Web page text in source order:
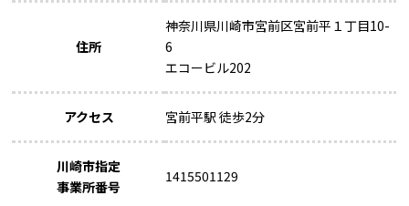
住所
神奈川県川崎市宮前区宮前平１丁目10-
6
エコービル202
アクセス 宮前平駅 徒歩2分
川崎市指定
事業所番号
1415501129